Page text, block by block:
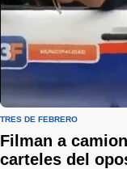
TRES DE FEBRERO
Filman a
carteles del